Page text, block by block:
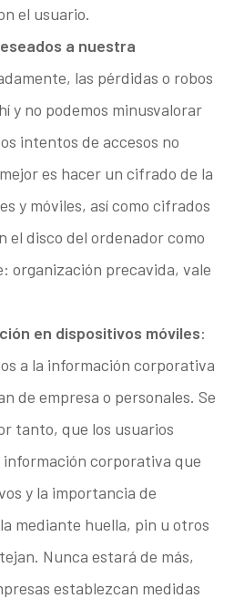
el usuario.
a nuestra
las pérdidas o robos
y no podemos minusvalorar
intentos de accesos no
es hacer un cifrado de la
y móviles, así como cifrados
el disco del ordenador como
organización precavida, vale
en dispositivos móviles:
a la información corporativa
de empresa o personales. Se
tanto, que los usuarios
corporativa que
y la importancia de
mediante huella, pin u otros
Nunca estará de más,
establezcan medidas